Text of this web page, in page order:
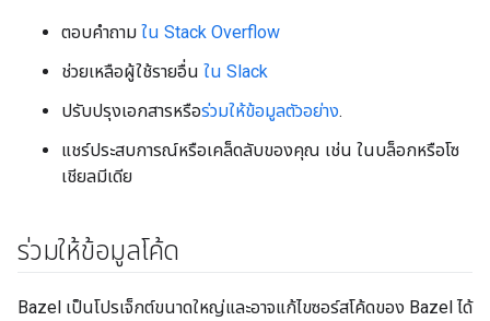
ตอบคำถาม ใน Stack Overflow
ช่วยเหลือผู้ใช้รายอื่น ใน Slack
ปรับปรุงเอกสารหรือร่วมให้ข้อมูลตัวอย่าง.
แชร์ประสบการณ์หรือเคล็ดลับของคุณ เช่น ในบล็อกหรือโซ
เชียลมีเดีย
ร่วมให้ข้อมูลโค้ด
Bazel เป็นโปรเจ็กต์ขนาดใหญ่และอาจแก้ไขซอร์สโค้ดของ Bazel ได้